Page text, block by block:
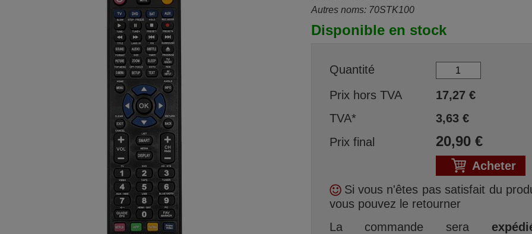
Autres noms: 70STK100
Disponible en stock
Quantité
Prix hors TVA
17,27€
TVA*
3,63€
Prix final
20,90€
Acheter
Si vous n'êtes pas satisfait du
vous pouvez le retourner
La commande sera